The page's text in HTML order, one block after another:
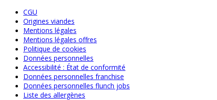
CGU
Origines viandes
Mentions légales
Mentions légales offres
Politique de cookies
Données personnelles
Accessibilité : État de conformité
Données personnelles franchise
Données personnelles flunch jobs
Liste des allergènes